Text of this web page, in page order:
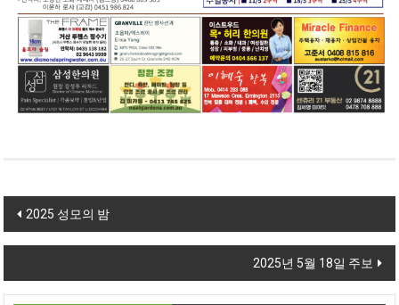
Post navigation
2025 성모의 밤
2025년 5월 18일 주보